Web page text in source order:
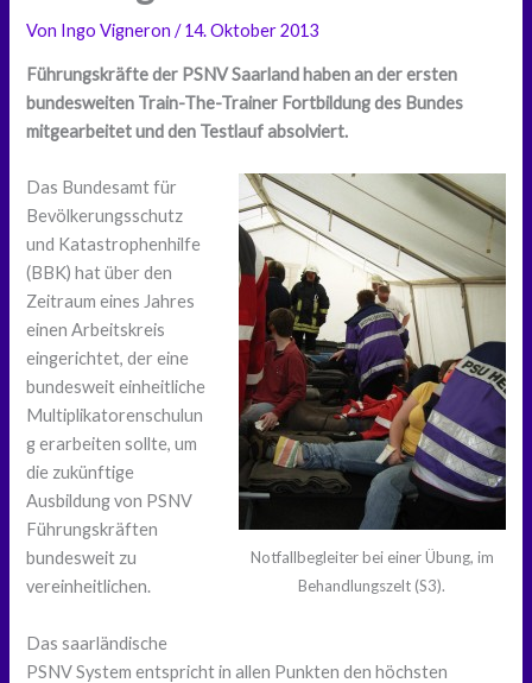
Von Ingo Vigneron/14. Oktober 2013
Führungskräfte der PSNV Saarland haben an der ersten
bundesweiten Train-The-Trainer Fortbildung des Bundes
mitgearbeitet und den Testlauf absolviert.
Notfallbegleiter bei einer Übung, im
Behandlungszelt (S3).
Das Bundesamt für
Bevölkerungsschutz
und Katastrophenhilfe
(BBK) hat über den
Zeitraum eines Jahres
einen Arbeitskreis
eingerichtet, der eine
bundesweit einheitliche
Multiplikatorenschulun
g erarbeiten sollte, um
die zukünftige
Ausbildung von PSNV
Führungskräften
bundesweit zu
vereinheitlichen.
Das saarländische
PSNV System entspricht in allen Punkten den höchsten